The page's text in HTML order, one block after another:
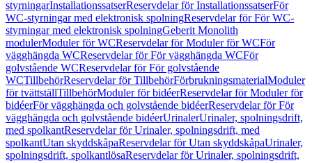
styrningarInstallationssatserReservdelar för InstallationssatserFör
WC-styrningar med elektronisk spolningReservdelar för För WC-
styrningar med elektronisk spolningGeberit Monolith
modulerModuler för WCReservdelar för Moduler för WCFör
vägghängda WCReservdelar för För vägghängda WCFör
golvstående WCReservdelar för För golvstående
WCTillbehörReservdelar för TillbehörFörbrukningsmaterialModuler
för tvättställTillbehörModuler för bidéerReservdelar för Moduler för
bidéerFör vägghängda och golvstående bidéerReservdelar för För
vägghängda och golvstående bidéerUrinalerUrinaler, spolningsdrift,
med spolkantReservdelar för Urinaler, spolningsdrift, med
spolkantUtan skyddskåpaReservdelar för Utan skyddskåpaUrinaler,
spolningsdrift, spolkantlösaReservdelar för Urinaler, spolningsdrift,